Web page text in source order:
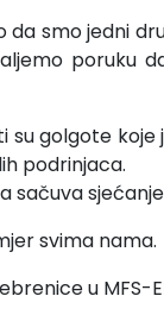
da smo jedni
poruku
golgote
podrinjaca.
sačuva
svima nama.
u MFS-